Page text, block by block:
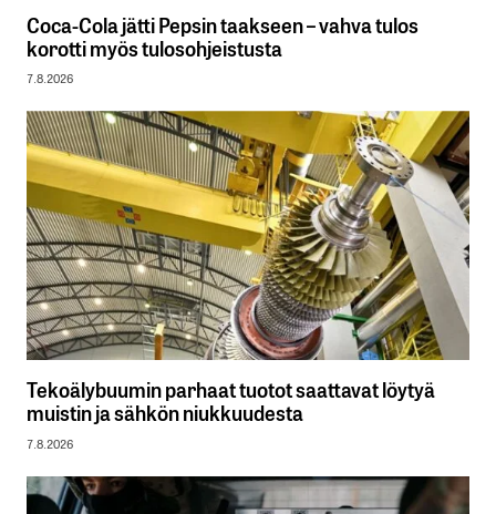
Coca-Cola jätti Pepsin taakseen – vahva tulos
korotti myös tulosohjeistusta
7.8.2026
Tekoälybuumin parhaat tuotot saattavat löytyä
muistin ja sähkön niukkuudesta
7.8.2026